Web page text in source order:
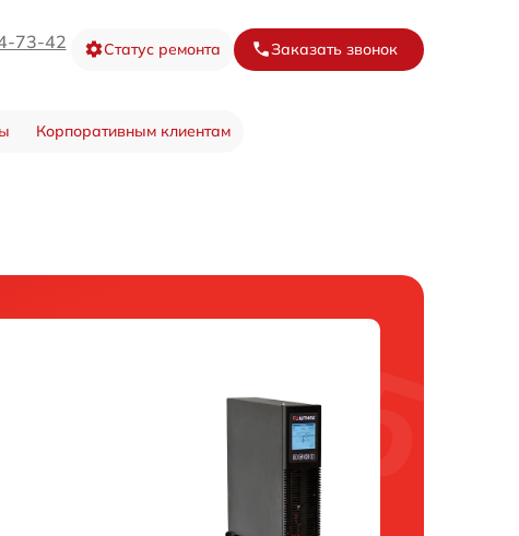
73-42 Статус ремонта Заказать звонок
Корпоративным клиентам